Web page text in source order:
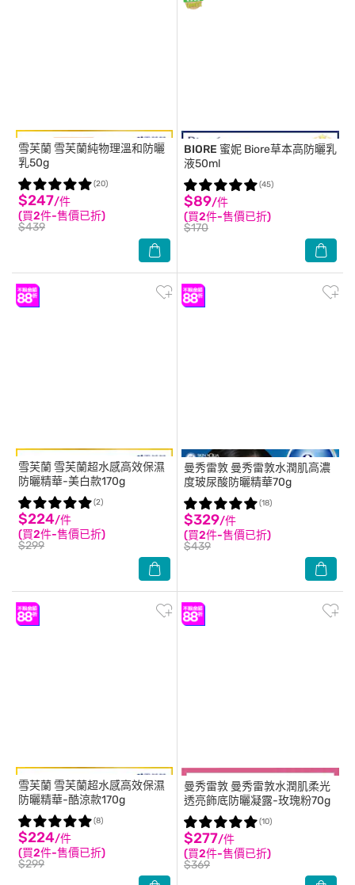
雪芙蘭 雪芙蘭純物理溫和防曬
乳50g
$247/件
(買2件-售價已折)
$439
(20)
BIORE 蜜妮 Biore草本高防曬乳
液50ml
$89/件
(買2件-售價已折)
$170
(45)
雪芙蘭 雪芙蘭超水感高效保濕
防曬精華-美白款170g
$224/件
(買2件-售價已折)
$299
(2)
曼秀雷敦 曼秀雷敦水潤肌高濃
度玻尿酸防曬精華70g
$329/件
(買2件-售價已折)
$439
(18)
雪芙蘭 雪芙蘭超水感高效保濕
防曬精華-酷涼款170g
$224/件
(買2件-售價已折)
$299
(8)
曼秀雷敦 曼秀雷敦水潤肌柔光
透亮飾底防曬凝露-玫瑰粉70g
$277/件
(買2件-售價已折)
$369
(10)